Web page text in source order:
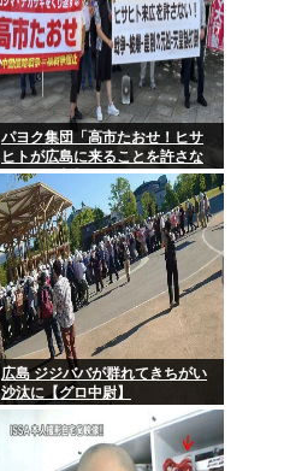
パヨク集団「高市たおせ！ヒサ
ヒトが広島に来ることを許さな
い！天皇制打倒！」
広島 ジジババが群れてきちがい
沙汰に【グロ中尉】